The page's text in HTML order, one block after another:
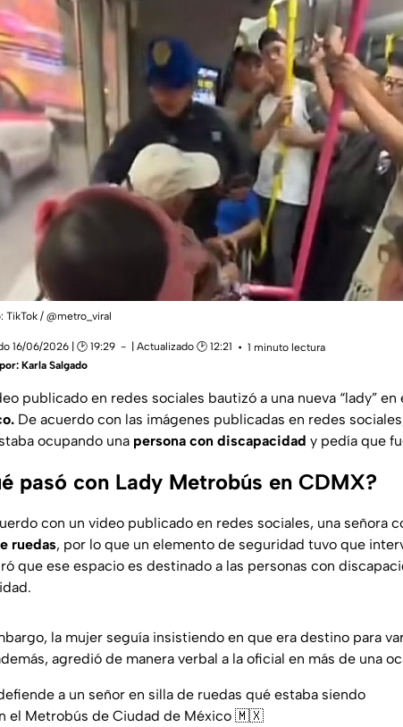
TikTok / @metro_viral
16/06/2026 | 🕑 19:29 | Actualizado 🕑 12:21
1 minuto lectura
Karla Salgado
publicado en redes sociales bautizó a una nueva “lady” en
De acuerdo con las imágenes publicadas en redes
ocupando una persona con discapacidad y pedía que
pasó con Lady Metrobús en CDMX?
con un video publicado en redes sociales, una señora
ruedas, por lo que un elemento de seguridad tuvo que
que ese espacio es destinado a las personas con
la mujer seguía insistiendo en que era destino para
agredió de manera verbal a la oficial en más de una
a un señor en silla de ruedas qué estaba siendo
el Metrobús de Ciudad de México 🇲🇽